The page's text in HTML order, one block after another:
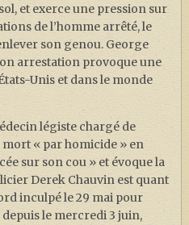
et exerce une pression sur
de l’homme arrêté, le
son genou. George
arrestation provoque une
Unis et dans le monde
légiste chargé de
mort « par homicide » en
sur son cou » et évoque la
Derek Chauvin est quant
inculpé le 29 mai pour
le mercredi 3 juin,